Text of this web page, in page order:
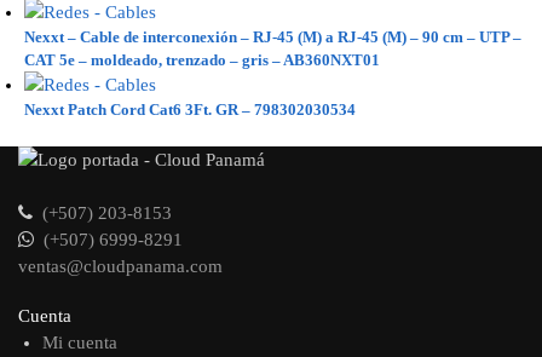
Nexxt – Cable de interconexión – RJ-45 (M) a RJ-45 (M) – 90 cm – UTP –
CAT 5e – moldeado, trenzado – gris – AB360NXT01
Nexxt Patch Cord Cat6 3Ft. GR – 798302030534
(+507) 203-8153
(+507) 6999-8291
ventas@cloudpanama.com
Cuenta
Mi cuenta